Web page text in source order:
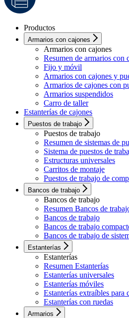
Productos
Armarios con cajones
Armarios con cajones
Resumen de armarios con
Fijo y móvil
Armarios con cajones y
Armarios de cajones con
Armarios suspendidos
Carro de taller
Estanterías de cajones
Puestos de trabajo
Puestos de trabajo
Resumen de sistemas de
Sistema de puestos de
Estructuras universales
Carritos de montaje
Puestos de trabajo de
Bancos de trabajo
Bancos de trabajo
Resumen Bancos de
Bancos de trabajo
Bancos de trabajo
Bancos de trabajo de
Estanterías
Estanterías
Resumen Estanterías
Estanterías universales
Estanterías móviles
Estanterías extraíbles para
Estanterías con ruedas
Armarios